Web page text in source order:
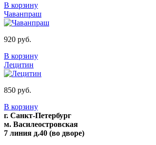
В корзину
Чаванпраш
920 руб.
В корзину
Лецитин
850 руб.
В корзину
г. Санкт-Петербург
м. Василеостровская
7 линия д.40 (во дворе)